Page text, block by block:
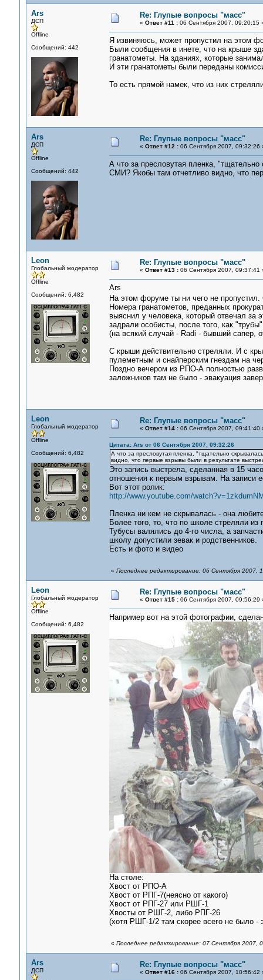
Ars
ДСП
Offline
Сообщений: 442
Re: Глупые вопросы "масс"
« Ответ #11 :06 Сентября 2007, 09:20:15
Я извиняюсь, может пропустил на этом
Были сообщения в инете, что на крыше
гранатометы. На зданиях, которые
И эти гранатометы были переданы
То есть прямой намек, что из них
Ars
ДСП
Offline
Сообщений: 442
Re: Глупые вопросы "масс"
« Ответ #12 :06 Сентября 2007, 09:32:26
А что за пресловутая пленка,
СМИ? Якобы там отчетливо видно, что
Leon
Глобальный модератор
Offline
Сообщений: 6,482
Re: Глупые вопросы "масс"
« Ответ #13 :06 Сентября 2007, 09:37:41
Ars
На этом форуме ты ни чего не
Номера гранатометов, преданных
выяснил у человека, который отвечал за
задрали особисты, после того, как
(на всякий случай - Radi - бывший сапер,
С крыши действительно стреляли. И с
пулеметным и снайперским гнездам на
Поздно вечером из РПО-А полностью
заложников там не было - эвакуация
Leon
Глобальный модератор
Offline
Сообщений: 6,482
Re: Глупые вопросы "масс"
« Ответ #14 :06 Сентября 2007, 09:41:40
Цитата: Ars от 06 Сентября 2007, 09:32:26
А что за пресловутая пленка, "тщательно
видно, что первые взрывы были в результате
Это запись выстрела, сделанная в 15
отношения к первым взрывам. На записи
Вот этот ролик:
http://www.youtube.com/
Пленка ни кем не скрывалась - она
Более того, то, что по школе стреляли
Тубусы валялись до 4-го числа, а
школу допустили зевак и родственников.
Есть и фото и видео
« Последнее редактирование: 06 Сентября 2007,
Leon
Глобальный модератор
Offline
Сообщений: 6,482
Re: Глупые вопросы "масс"
« Ответ #15 :06 Сентября 2007, 09:56:29
Например вот на этой фотографии,
На столе:
Хвост от РПО-А
Хвост от РПГ-7(неясно от какого)
Хвост от РПГ-27 или РШГ-1
Хвосты от РШГ-2, либо РПГ-26
(хотя РШГ-1/2 там скорее всего не было -
« Последнее редактирование: 07 Сентября 2007,
Ars
ДСП
Re: Глупые вопросы "масс"
« Ответ #16 :06 Сентября 2007, 10:56:42